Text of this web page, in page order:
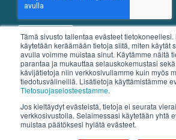
Tämä sivusto tallentaa evästeet tietokoneellesi.
käytetään keräämään tietoja siitä, miten käytät
avulla voimme muistaa sinut. Käytämme näitä
parantaa ja mukauttaa selauskokemustasi
kävijätietoja niin verkkosivullamme kuin myös
tiedotusvälineillä. Lisätietoja käyttämistämme
Tietosuojaselosteestamme.
Jos kieltäydyt evästeistä, tietoja ei seurata
verkkosivustolla. Selaimessasi käytetään yhtä
muistaa päätöksesi hylätä evästeet.
Tietosuojaseloste
© 2026 Aspo Plc
X